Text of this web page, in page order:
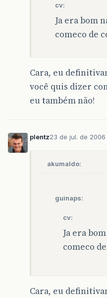
cv:
Ja era bom
comeco de
Cara, eu
você quis dizer
eu também não!
plentz23 de jul. de 2006
akumaldo:
guinaps:
cv:
Ja era
comeco
Cara, eu